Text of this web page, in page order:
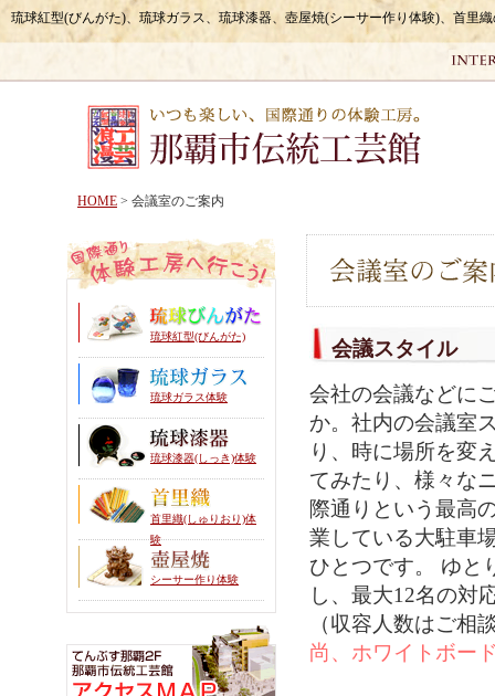
琉球紅型(びんがた)、琉球ガラス、琉球漆器、壺屋焼(シーサー作り体験)、首里
HOME > 会議室のご案内
会議スタイル
会社の会議などに
か。社内の会議室
り、時に場所を変
てみたり、様々な
際通りという最高
業している大駐車
ひとつです。 ゆと
し、最大12名の対
（収容人数はご相
尚、ホワイトボー
琉球紅型(びんがた)
琉球ガラス体験
琉球漆器(しっき)体験
首里織(しゅりおり)体
験
シーサー作り体験